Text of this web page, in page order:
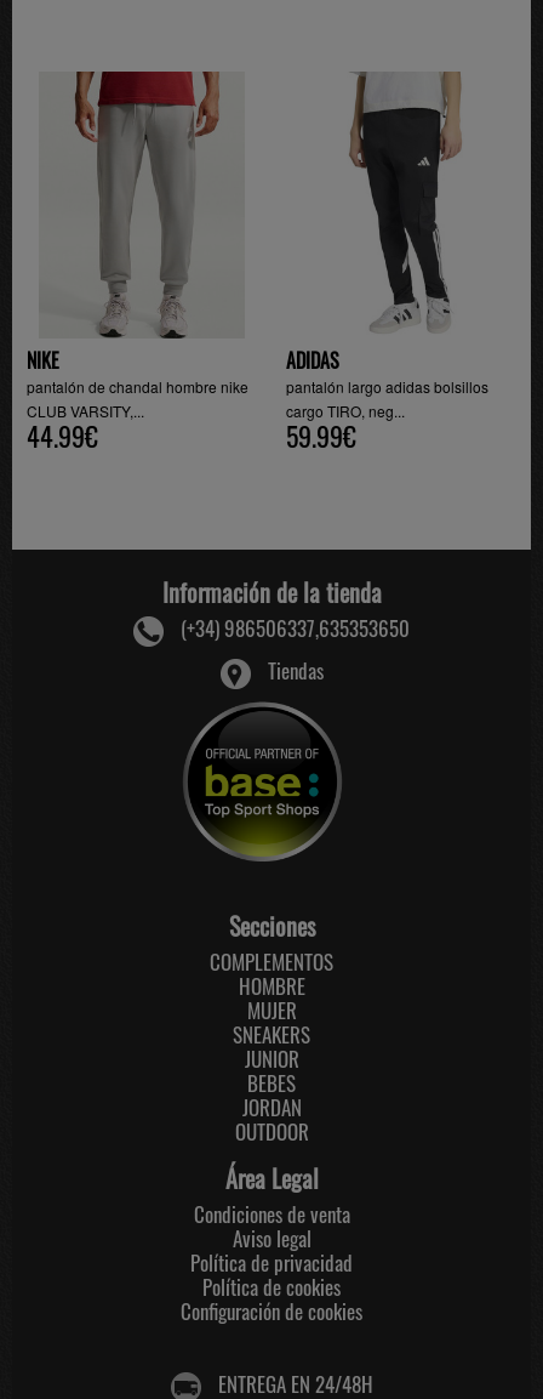
NIKE
pantalón de chandal hombre nike
CLUB VARSITY,...
44.99€
ADIDAS
pantalón largo adidas bolsillos
cargo TIRO, neg...
59.99€
Información de la tienda
(+34) 986506337,635353650
Tiendas
Secciones
COMPLEMENTOS
HOMBRE
MUJER
SNEAKERS
JUNIOR
BEBES
JORDAN
OUTDOOR
Área Legal
Condiciones de venta
Aviso legal
Política de privacidad
Política de cookies
Configuración de cookies
ENTREGA EN 24/48H